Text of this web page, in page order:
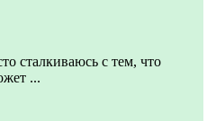
сталкиваюсь с тем, что
...